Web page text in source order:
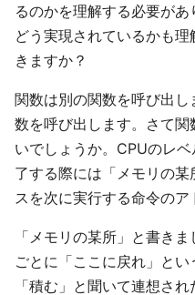
るのかを理解する必要が
どう実現されているかも
きますか？
関数は別の関数を呼び出
数を呼び出します。さて
いでしょうか。CPUのレ
了する際には「メモリの
スを次に実行する命令のア
「メモリの某所」と書き
ごとに「ここに戻れ」とい
「積む」と聞いて連想さ